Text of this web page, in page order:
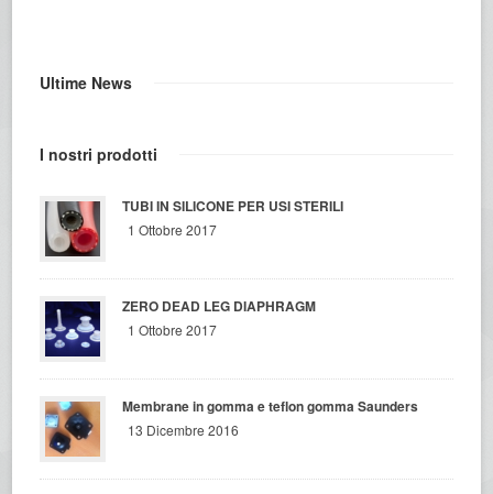
Ultime News
I nostri prodotti
TUBI IN SILICONE PER USI STERILI
1 Ottobre 2017
ZERO DEAD LEG DIAPHRAGM
1 Ottobre 2017
Membrane in gomma e teflon gomma Saunders
13 Dicembre 2016